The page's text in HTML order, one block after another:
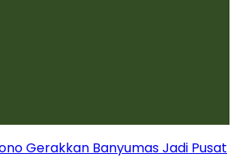
Gerakkan Banyumas Jadi Pusat